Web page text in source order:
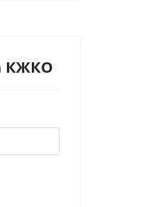
средств из остановочных
КЖКО